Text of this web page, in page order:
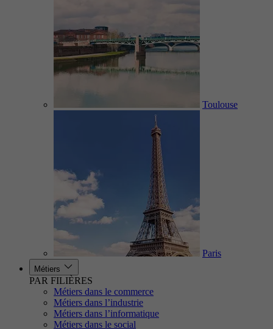
Toulouse
Paris
Métiers
PAR FILIÈRES
Métiers dans le commerce
Métiers dans l’industrie
Métiers dans l’informatique
Métiers dans le social